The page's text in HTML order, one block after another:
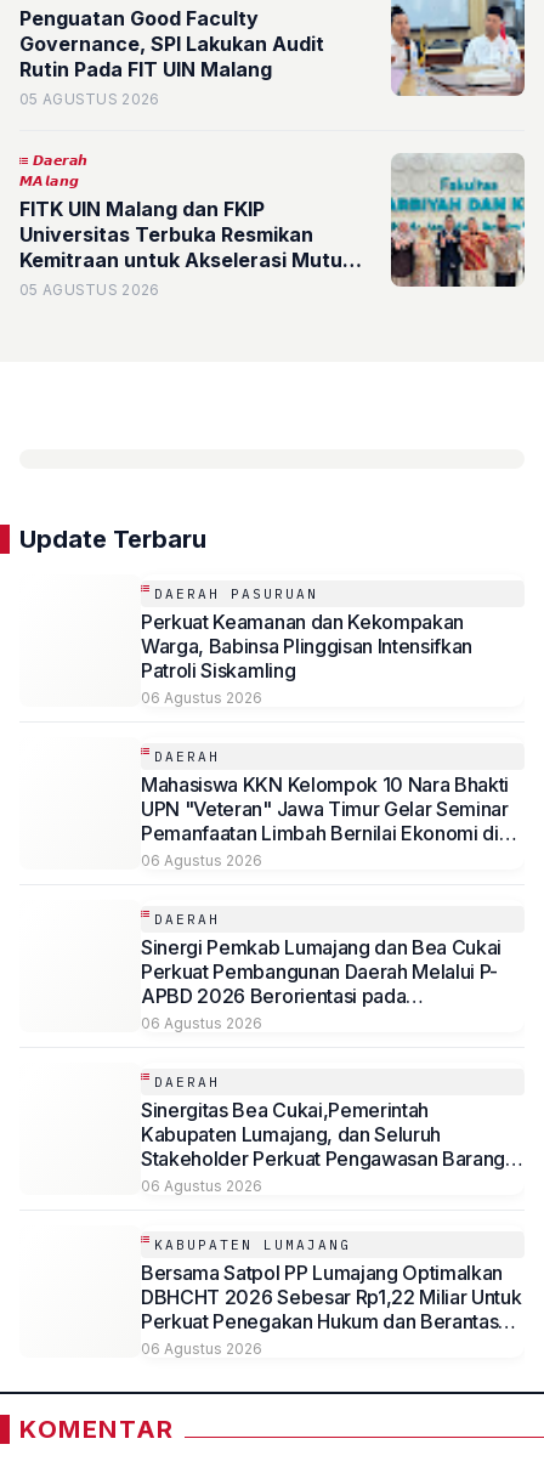
Penguatan Good Faculty
Governance, SPI Lakukan Audit
Rutin Pada FIT UIN Malang
05 AGUSTUS 2026
𝘿𝙖𝙚𝙧𝙖𝙝
𝙈𝘼𝙡𝙖𝙣𝙜
FITK UIN Malang dan FKIP
Universitas Terbuka Resmikan
Kemitraan untuk Akselerasi Mutu
Akademik
05 AGUSTUS 2026
Update Terbaru
DAERAH PASURUAN
Perkuat Keamanan dan Kekompakan
Warga, Babinsa Plinggisan Intensifkan
Patroli Siskamling
06 Agustus 2026
DAERAH
Mahasiswa KKN Kelompok 10 Nara Bhakti
UPN "Veteran" Jawa Timur Gelar Seminar
Pemanfaatan Limbah Bernilai Ekonomi di
Desa Mojoduwur
06 Agustus 2026
DAERAH
Sinergi Pemkab Lumajang dan Bea Cukai
Perkuat Pembangunan Daerah Melalui P-
APBD 2026 Berorientasi pada
Kesejahteraan Masyarakat
06 Agustus 2026
DAERAH
Sinergitas Bea Cukai,Pemerintah
Kabupaten Lumajang, dan Seluruh
Stakeholder Perkuat Pengawasan Barang
Kena Cukai Ilegal Melalui Pemanfaatan
06 Agustus 2026
KABUPATEN LUMAJANG
Bersama Satpol PP Lumajang Optimalkan
DBHCHT 2026 Sebesar Rp1,22 Miliar Untuk
Perkuat Penegakan Hukum dan Berantas
Rokok Ilegal
06 Agustus 2026
KOMENTAR